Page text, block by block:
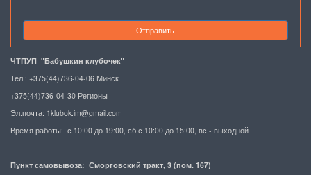
Отправить
ЧТПУП "Бабушкин клубочек"
Тел.: +375(44)736-04-06 Минск
+375(44)736-04-30 Регионы
Эл.почта: 1klubok.im@gmail.com
Время работы: с 10:00 до 19:00, сб с 10:00 до 15:00, вс - выходной
Пункт самовывоза: Сморговский тракт, 3 (пом. 167)